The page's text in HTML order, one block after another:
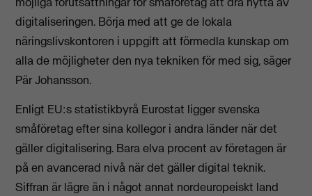
digitaliseringen. Börja med att ge de lokala
näringslivskontoren i uppgift att förmedla kunskap om
alla de möjligheter den nya tekniken för med sig, säger
Pär Johansson.
Enligt EU:s statistikbyrå Eurostat ligger svenska
småföretag efter sina kollegor i andra länder när det
gäller digitalisering. Bara elva procent av företagen är
på en avancerad nivå när det gäller digital teknik.
Siffran är lägre än i något annat nordeuropeiskt land